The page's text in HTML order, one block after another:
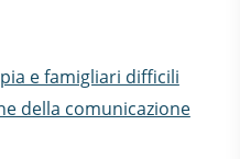
e famigliari difficili
della comunicazione